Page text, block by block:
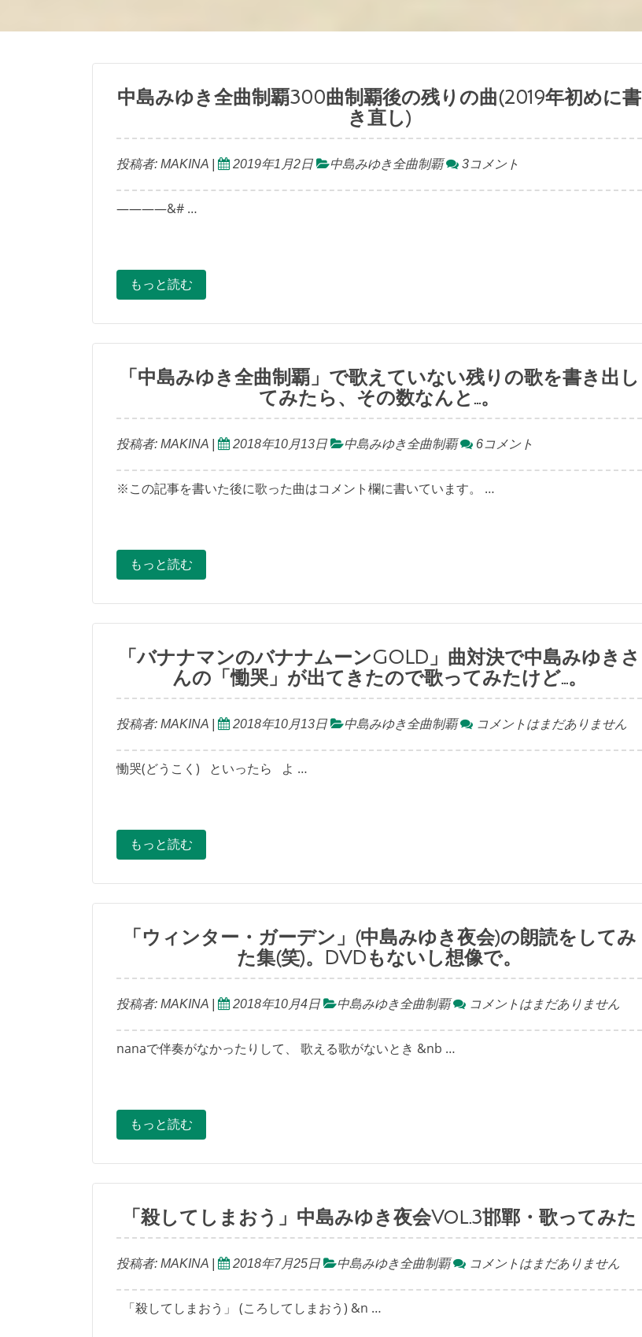
中島みゆき全曲制覇300曲制覇後の残りの曲(2019年初めに書
き直し)
投稿者: MAKINA 2019年1月2日 中島みゆき全曲制覇 3コメント
————&# …
もっと読む
「中島みゆき全曲制覇」で歌えていない残りの歌を書き出し
てみたら、その数なんと…。
投稿者: MAKINA 2018年10月13日 中島みゆき全曲制覇 6コメント
※この記事を書いた後に歌った曲はコメント欄に書いています。 …
もっと読む
「バナナマンのバナナムーンGOLD」曲対決で中島みゆきさ
んの「慟哭」が出てきたので歌ってみたけど…。
投稿者: MAKINA 2018年10月13日 中島みゆき全曲制覇 コメントはまだありません
慟哭(どうこく) といったら よ …
もっと読む
「ウィンター・ガーデン」(中島みゆき夜会)の朗読をしてみ
た集(笑)。DVDもないし想像で。
投稿者: MAKINA 2018年10月4日 中島みゆき全曲制覇 コメントはまだありません
nanaで伴奏がなかったりして、 歌える歌がないとき &nb …
もっと読む
「殺してしまおう」中島みゆき夜会Vol.3邯鄲・歌ってみた
投稿者: MAKINA 2018年7月25日 中島みゆき全曲制覇 コメントはまだありません
「殺してしまおう」 (ころしてしまおう) &n …